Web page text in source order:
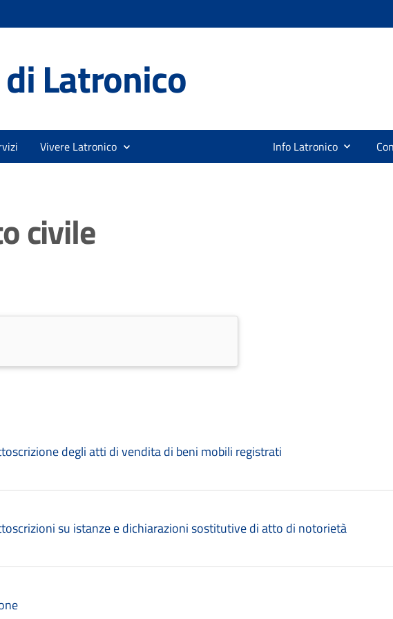
Latronico
Vivere Latronico Info Latronico
civile
degli atti di vendita di beni mobili registrati
su istanze e dichiarazioni sostitutive di atto di notorietà